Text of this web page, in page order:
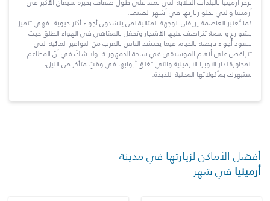
تزخر أرمينيا بالبلدات الخلابة التي تمتد على طول ضفاف بحيرة سيفان الأكبر في
أرمينيا والتي تحلو زيارتها في أشهر الصيف.
كما تُعتبر العاصمة يريفان الوجهة المثالية لمن ينشدون أجواء أكثر حيوية. فهي تتميز
بشوارع واسعة تتراصف عليها الأشجار وتحفل بالمقاهي في الهواء الطلق حيث
تسود أجواء نابضة بالحياة، فيما يحتشد الناس بالقرب من النوافير المائية التي
تتراقص على أنغام الموسيقى في ساحة الجمهورية. ولا شكّ في أنّ المطاعم
المجاورة لدار الأوبرا الأرمينية والتي تغلق أبوابها في وقتٍ متأخر من الليل،
ستبهرك بمأكولاتها المحلية اللذيذة.
أفضل الأماكن لزيارتها في مدينة
أرمينيا في شهر